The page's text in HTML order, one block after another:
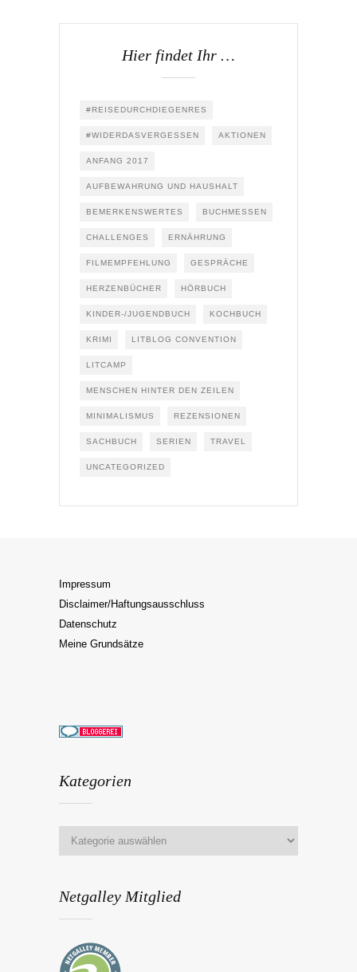
Hier findet Ihr …
#REISEDURCHDIEGENRES
#WIDERDASVERGESSEN AKTIONEN
ANFANG 2017
AUFBEWAHRUNG UND HAUSHALT
BEMERKENSWERTES BUCHMESSEN
CHALLENGES ERNÄHRUNG
FILMEMPFEHLUNG GESPRÄCHE
HERZENBÜCHER HÖRBUCH
KINDER-/JUGENDBUCH KOCHBUCH
KRIMI LITBLOG CONVENTION
LITCAMP
MENSCHEN HINTER DEN ZEILEN
MINIMALISMUS REZENSIONEN
SACHBUCH SERIEN TRAVEL
UNCATEGORIZED
Impressum
Disclaimer/Haftungsausschluss
Datenschutz
Meine Grundsätze
Kategorien
Netgalley Mitglied